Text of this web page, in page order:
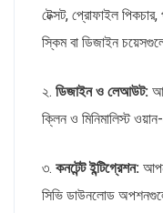
টেক্সট, প্রোফাইল পিকচার,
স্কিম বা ডিজাইন
২. ডিজাইন ও লেআউট:
ক্লিন ও মিনিমালিস্ট
৩. কনটেন্ট ইন্টিগ্রেশন:
সিভি ডাউনলোড